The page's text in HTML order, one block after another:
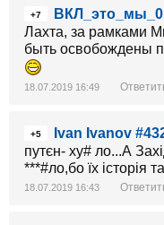
+7
Лахта, за рамками
быть освобождены
18.07.2019 16:49
+5
Ivan Ivanov
путєн- ху# ло...А
***#ло,бо їх історія
18.07.2019 16:43